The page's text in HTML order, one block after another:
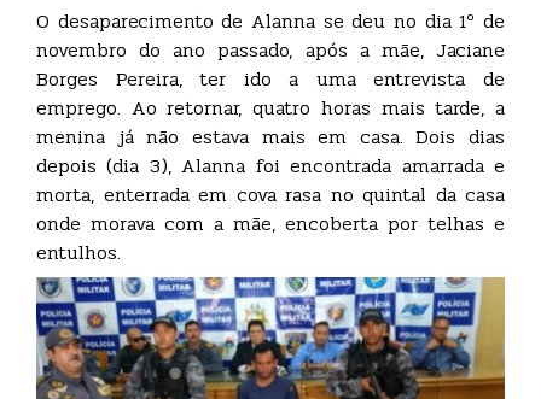
O desaparecimento de Alanna se deu no dia 1º de
novembro do ano passado, após a mãe, Jaciane
Borges Pereira, ter ido a uma entrevista de
emprego. Ao retornar, quatro horas mais tarde, a
menina já não estava mais em casa. Dois dias
depois (dia 3), Alanna foi encontrada amarrada e
morta, enterrada em cova rasa no quintal da casa
onde morava com a mãe, encoberta por telhas e
entulhos.